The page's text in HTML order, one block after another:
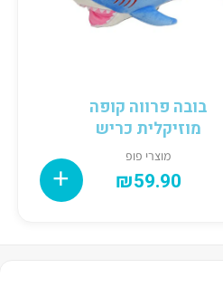
בובה פרווה קופה
מוזיקלית כריש
מוצרי פופ
₪59.90